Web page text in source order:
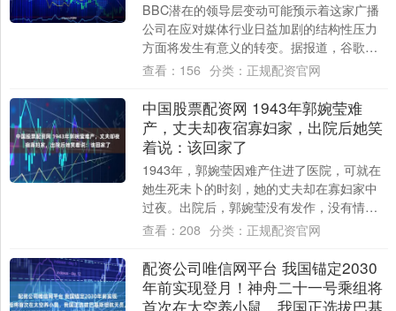
BBC潜在的领导层变动可能预示着这家广播
公司在应对媒体行业日益加剧的结构性压力
方面将发生有意义的转变。据报道，谷歌资
深高管马特·布里廷已获得董事会批准，将成
查看： 156 分类： 正规配资官网
中国股票配资网 1943年郭婉莹难
产，丈夫却夜宿寡妇家，出院后她笑
着说：该回家了
1943年，郭婉莹因难产住进了医院，可就在
她生死未卜的时刻，她的丈夫却在寡妇家中
过夜。出院后，郭婉莹没有发作，没有情绪
崩溃，而是默默打理自己，换上了精致的衣
查看： 208 分类： 正规配资官网
配资公司唯信网平台 我国锚定2030
年前实现登月！神舟二十一号乘组将
首次在太空养小鼠，我国正选拔巴基